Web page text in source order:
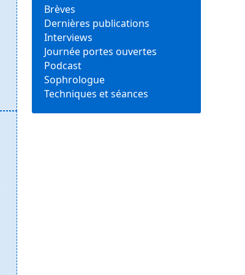
Brèves
Dernières publications
Interviews
Journée portes ouvertes
Podcast
Sophrologue
Techniques et séances